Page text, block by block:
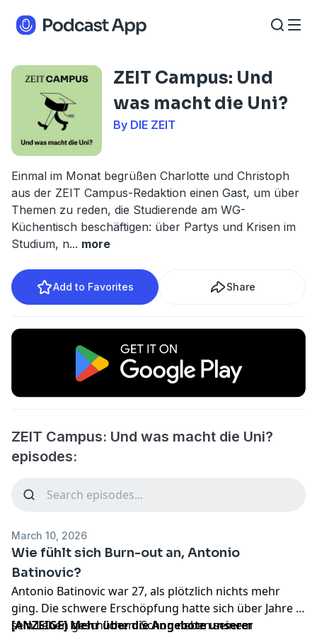
ZEIT Campus: Und
was macht die Uni?
By DIE ZEIT
Einmal im Monat begrüßen Charlotte und Christoph
aus der ZEIT Campus-Redaktion einen Gast, um über
Themen zu reden, die Studierende am WG-
Küchentisch beschäftigen: über Partys und Krisen im
Studium, n... more
Add to Favorites Share
ZEIT Campus: Und was macht die Uni?
episodes:
March 10, 2026
Wie fühlt sich Burn-out an, Antonio
Batinovic?
Antonio Batinovic war 27, als plötzlich nichts mehr
ging. Die schwere Erschöpfung hatte sich über Jahre in
sein Leben geschlichen. Schon neben seinem
[ANZEIGE] Mehr über die Angebote unserer